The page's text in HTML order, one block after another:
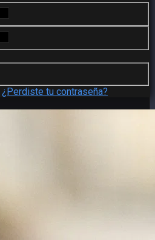
¿Perdiste tu contraseña?